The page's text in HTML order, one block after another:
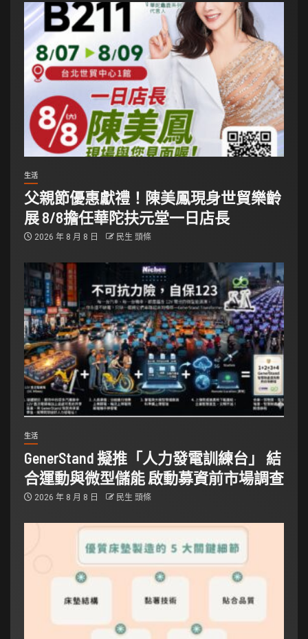
生活
父親節優惠獻禮！陳美鳳現身世貿樂齡
展 8/8擔任華陀扶元堂一日店長
2026 年 8 月 8 日 民生 頭條
生活
GenerStand 擬推「人力發電訓練台」 結
合運動與微型儲能 啟動募資前市場調查
2026 年 8 月 8 日 民生 頭條